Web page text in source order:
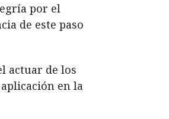
por el
de este paso
actuar de los
en la